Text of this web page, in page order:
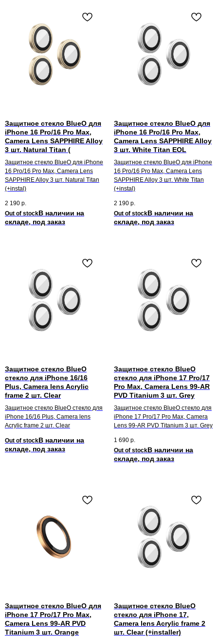
Защитное стекло BlueO для
iPhone 16 Pro/16 Pro Max,
Camera Lens SAPPHIRE Alloy
3 шт. Natural Titan (
Защитное стекло BlueO для iPhone
16 Pro/16 Pro Max, Camera Lens
SAPPHIRE Alloy 3 шт. Natural Titan
(+instal)
2 190 р.
Out of stock
Защитное стекло BlueO для
iPhone 16 Pro/16 Pro Max,
Camera Lens SAPPHIRE Alloy
3 шт. White Titan EOL
Защитное стекло BlueO для iPhone
16 Pro/16 Pro Max, Camera Lens
SAPPHIRE Alloy 3 шт. White Titan
(+instal)
2 190 р.
Out of stock
Защитное стекло BlueO
стекло для iPhone 16/16
Plus, Camera lens Acrylic
frame 2 шт. Clear
Защитное стекло BlueO стекло для
iPhone 16/16 Plus, Camera lens
Acrylic frame 2 шт. Clear
Out of stock
Защитное стекло BlueO
стекло для iPhone 17 Pro/17
Pro Max, Camera Lens 99-AR
PVD Titanium 3 шт. Grey
Защитное стекло BlueO стекло для
iPhone 17 Pro/17 Pro Max, Camera
Lens 99-AR PVD Titanium 3 шт. Grey
1 690 р.
Out of stock
Защитное стекло BlueO для
iPhone 17 Pro/17 Pro Max,
Camera Lens 99-AR PVD
Titanium 3 шт. Orange
Защитное стекло BlueO
стекло для iPhone 17,
Camera lens Acrylic frame 2
шт. Clear (+installer)